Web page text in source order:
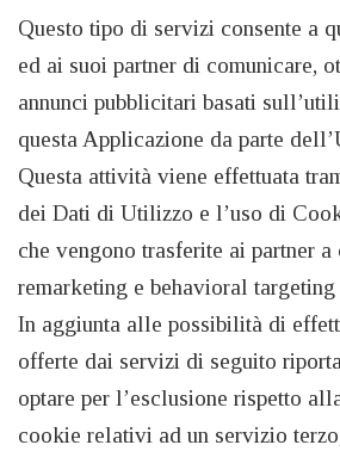
Questo tipo di servizi consente a
ed ai suoi partner di comunicare,
annunci pubblicitari basati
questa Applicazione da parte
Questa attività viene effettuata
dei Dati di Utilizzo e l’uso di
che vengono trasferite ai partner
remarketing e behavioral
In aggiunta alle possibilità di
offerte dai servizi di seguito
optare per l’esclusione rispetto
cookie relativi ad un servizio